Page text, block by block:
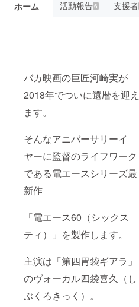
ホーム 活動報告6 支援者
バカ映画の巨匠河崎実が
2018年でついに還暦を迎え
ます。
そんなアニバーサリーイ
ヤーに監督のライフワーク
である電エースシリーズ最
新作
「電エース60（シックス
ティ）」を製作します。
主演は「第四胃袋ギアラ」
のヴォーカル四袋喜久（し
ぶくろきっく）。